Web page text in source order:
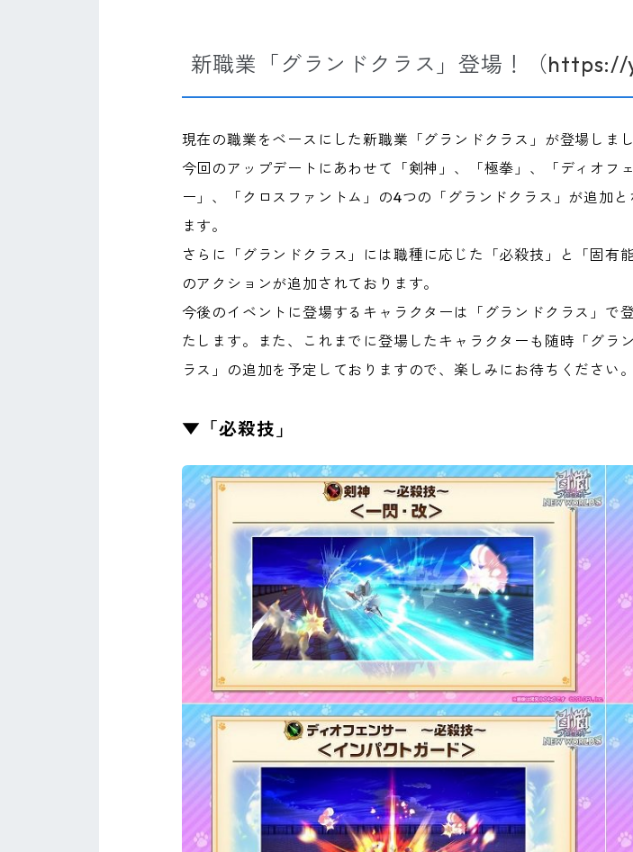
新職業「グランドクラス」登場！（https://
現在の職業をベースにした新職業「グランドクラス」が登場しまし
今回のアップデートにあわせて「剣神」、「極拳」、「ディオフ
ー」、「クロスファントム」の4つの「グランドクラス」が追加と
ます。
さらに「グランドクラス」には職種に応じた「必殺技」と「固有能
のアクションが追加されております。
今後のイベントに登場するキャラクターは「グランドクラス」で
たします。また、これまでに登場したキャラクターも随時「グラ
ラス」の追加を予定しておりますので、楽しみにお待ちください。
▼「必殺技」